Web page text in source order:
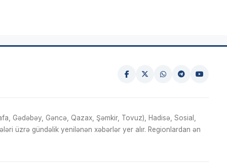
Gədəbəy, Gəncə, Qazax, Şəmkir, Tovuz), Hadisə, Sosial,
üzrə gündəlik yenilənən xəbərlər yer alır. Regionlardan ən